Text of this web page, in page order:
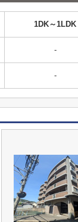
1DK～1LDK
-
-